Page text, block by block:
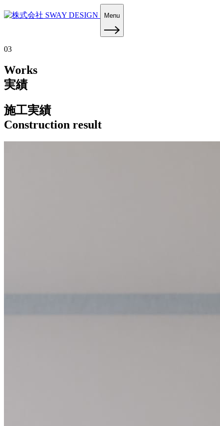
Menu
03
Works
実績
施工実績
Construction result